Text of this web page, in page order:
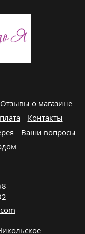
Отзывы о магазине
Контакты
Ваши вопросы